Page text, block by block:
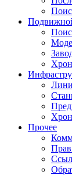
Прочее